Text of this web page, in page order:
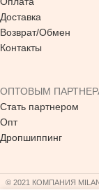
Доставка
Возврат/Обмен
Контакты
ОПТОВЫМ
Стать партнером
Опт
Дропшиппинг
© 2021 КОМПАНИЯ